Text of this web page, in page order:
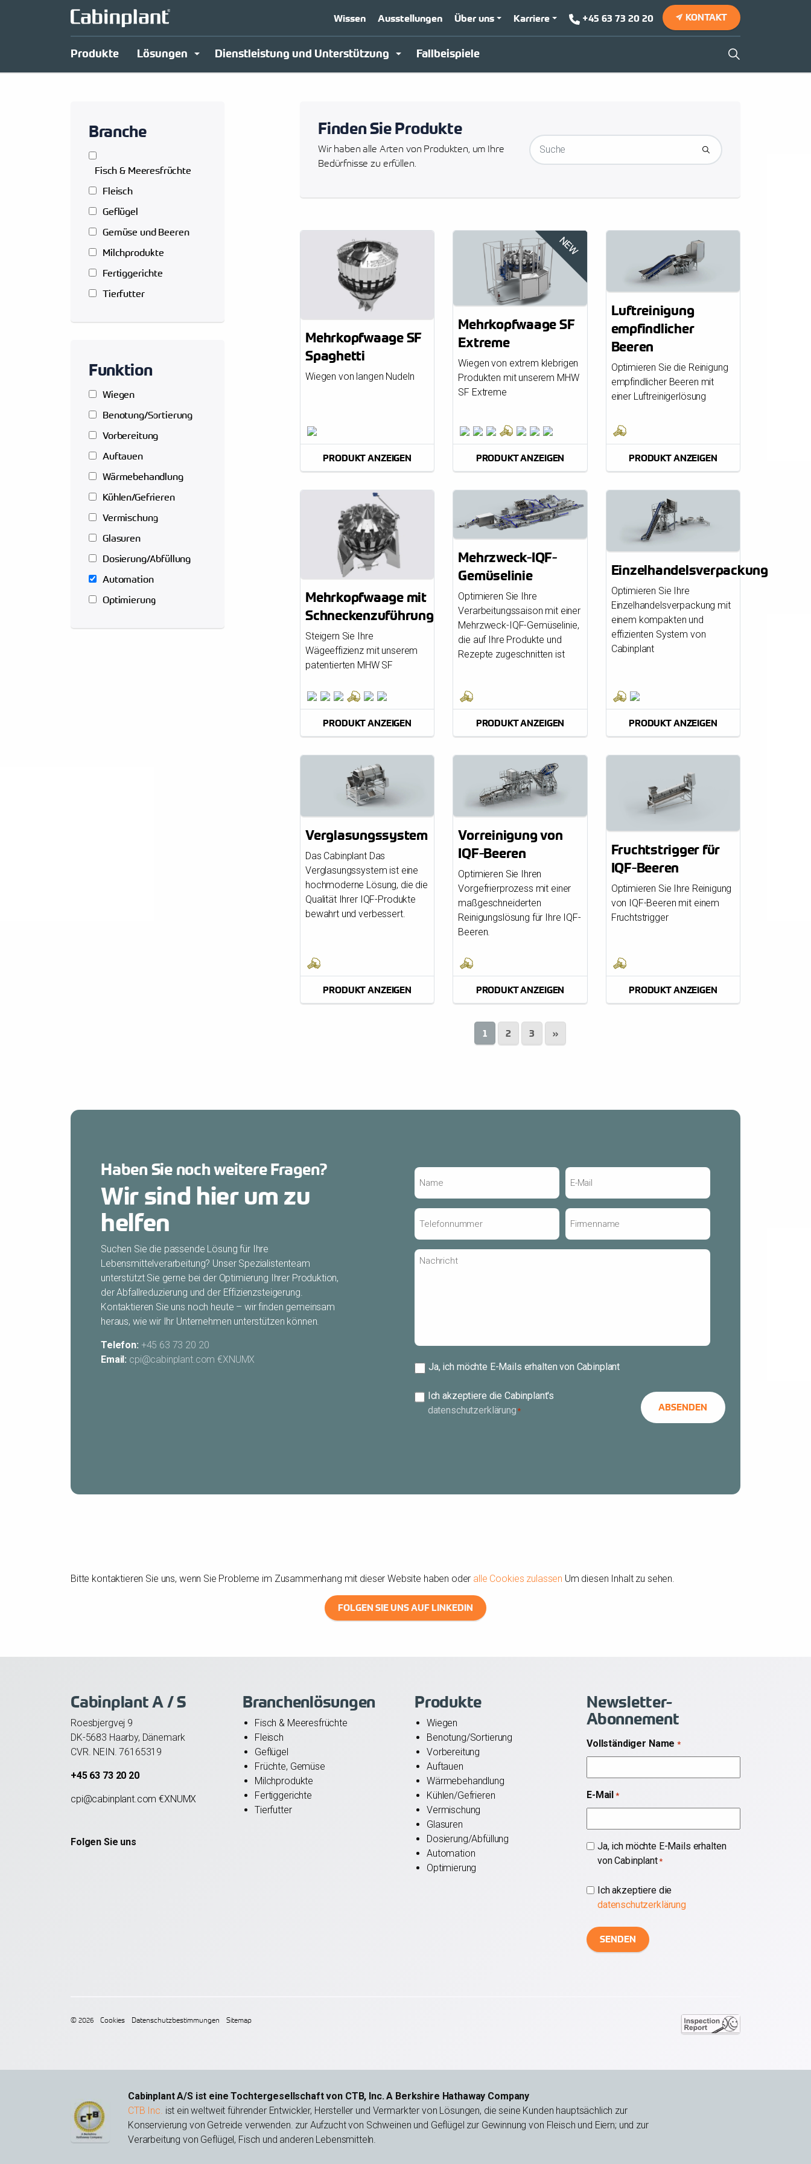
Produkte Lösungen Dienstleistung und Unterstützung Fallbeispiele
Ausstellungen Über uns Karriere DE +45 63 73 20 20 KONTAKT
Branche
Fisch & Meeresfrüchte
Fleisch
Geflügel
Gemüse und Beeren
Milchprodukte
Fertiggerichte
Tierfutter
Funktion
Wiegen
Benotung/Sortierung
Vorbereitung
Auftauen
Wärmebehandlung
Kühlen/Gefrieren
Vermischung
Glasuren
Dosierung/Abfüllung
Automation
Optimierung
Finden Sie Produkte
Wir haben alle Arten von Produkten, um Ihre
Bedürfnisse zu erfüllen.
Mehrkopfwaage SF
Spaghetti
Wiegen von langen Nudeln
PRODUKT ANZEIGEN
NEW
Mehrkopfwaage SF
Extreme
Wiegen von extrem klebrigen
Produkten mit unserem MHW
SF Extreme
PRODUKT ANZEIGEN
Luftreinigung
empfindlicher
Beeren
Optimieren Sie die Reinigung
empfindlicher Beeren mit
einer Luftreinigerlösung
PRODUKT ANZEIGEN
Mehrkopfwaage mit
Schneckenzuführung
Steigern Sie Ihre
Wägeeffizienz mit unserem
patentierten MHW SF
PRODUKT ANZEIGEN
Mehrzweck-IQF-
Gemüselinie
Optimieren Sie Ihre
Verarbeitungssaison mit einer
Mehrzweck-IQF-Gemüselinie,
die auf Ihre Produkte und
Rezepte zugeschnitten ist
PRODUKT ANZEIGEN
Einzelhandelsverpackung
Optimieren Sie Ihre
Einzelhandelsverpackung mit
einem kompakten und
effizienten System von
Cabinplant
PRODUKT ANZEIGEN
Verglasungssystem
Das Cabinplant Das
Verglasungssystem ist eine
hochmoderne Lösung, die die
Qualität Ihrer IQF-Produkte
bewahrt und verbessert.
PRODUKT ANZEIGEN
Vorreinigung von
IQF-Beeren
Optimieren Sie Ihren
Vorgefrierprozess mit einer
maßgeschneiderten
Reinigungslösung für Ihre IQF-
Beeren.
PRODUKT ANZEIGEN
Fruchtstrigger für
IQF-Beeren
Optimieren Sie Ihre Reinigung
von IQF-Beeren mit einem
Fruchtstrigger
PRODUKT ANZEIGEN
1 2 3 »
Haben Sie noch weitere Fragen?
Wir sind hier um zu
helfen
Suchen Sie die passende Lösung für Ihre
Lebensmittelverarbeitung? Unser Spezialistenteam
unterstützt Sie gerne bei der Optimierung Ihrer Produktion,
der Abfallreduzierung und der Effizienzsteigerung.
Kontaktieren Sie uns noch heute – wir finden gemeinsam
heraus, wie wir Ihr Unternehmen unterstützen können.
Telefon: +45 63 73 20 20
Email: cpi@cabinplant.com €XNUMX
Name
E-
Mail
Telefonnummer Firmenname
Nachricht
Abonnieren
Ja, ich möchte E-Mails erhalten von Cabinplant
Zustimmung
Ich akzeptiere die Cabinplant's
datenschutzerklärung *
Bitte kontaktieren Sie uns, wenn Sie Probleme im Zusammenhang mit dieser Website haben oder alle Cookies zulassen Um diesen Inhalt zu sehen.
FOLGEN SIE UNS AUF LINKEDIN
Cabinplant A / S
Roesbjergvej 9
DK-5683 Haarby, Dänemark
CVR. NEIN. 76165319
+45 63 73 20 20
cpi@cabinplant.com €XNUMX
Folgen Sie uns
Branchenlösungen
Fisch & Meeresfrüchte
Fleisch
Geflügel
Früchte, Gemüse
Milchprodukte
Fertiggerichte
Tierfutter
Produkte
Wiegen
Benotung/Sortierung
Vorbereitung
Auftauen
Wärmebehandlung
Kühlen/Gefrieren
Vermischung
Glasuren
Dosierung/Abfüllung
Automation
Optimierung
Newsletter-
Abonnement
Vollständiger Name *
E-Mail *
Abonnieren
Ja, ich möchte E-Mails erhalten
von Cabinplant*
Ich akzeptiere die
datenschutzerklärung
CAPTCHA
© 2026 Cookies Datenschutzbestimmungen Sitemap
Cabinplant A/S ist eine Tochtergesellschaft von CTB, Inc. A Berkshire Hathaway Company
CTB Inc. ist ein weltweit führender Entwickler, Hersteller und Vermarkter von Lösungen, die seine Kunden hauptsächlich zur
Konservierung von Getreide verwenden. zur Aufzucht von Schweinen und Geflügel zur Gewinnung von Fleisch und Eiern; und zur
Verarbeitung von Geflügel, Fisch und anderen Lebensmitteln.